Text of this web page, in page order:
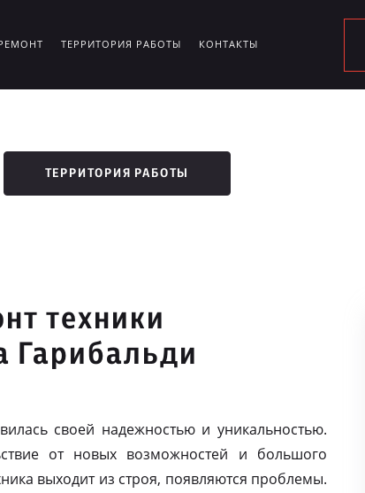
ТЕРРИТОРИЯ РАБОТЫ КОНТАКТЫ
ТЕРРИТОРИЯ РАБОТЫ
техники
Гарибальди
своей надежностью и уникальностью.
от новых возможностей и большого
выходит из строя, появляются проблемы.